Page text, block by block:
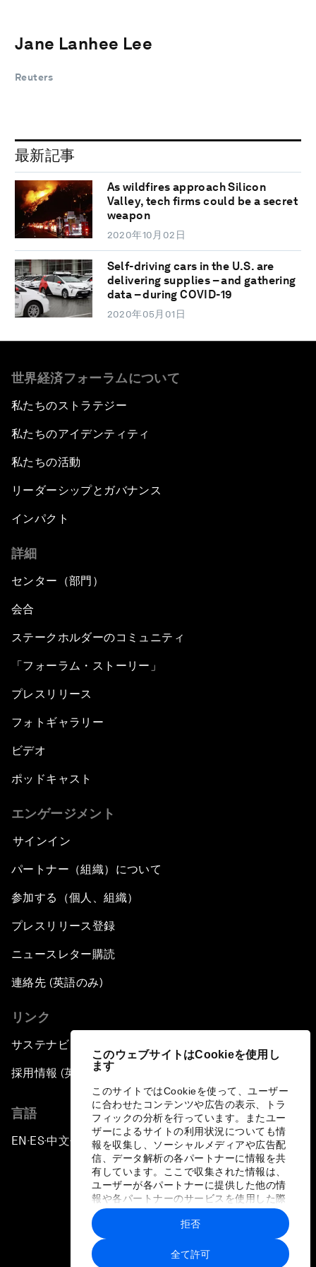
このウェブサイトはCookieを使用し
ます
このサイトではCookieを使って、ユーザー
に合わせたコンテンツや広告の表示、トラ
フィックの分析を行っています。またユー
ザーによるサイトの利用状況についても情
報を収集し、ソーシャルメディアや広告配
信、データ解析の各パートナーに情報を共
有しています。ここで収集された情報は、
ユーザーが各パートナーに提供した他の情
報や各パートナーのサービスを使用した際
に収集された情報と組み合わされ、各パー
トナーによって使用されることがありま
す。
全て許可
拒否
Jane Lanhee Lee
Reuters
最新記事
As wildfires approach Silicon
Valley, tech firms could be a secret
weapon
2020年10月02日
Self-driving cars in the U.S. are
delivering supplies – and gathering
data – during COVID-19
2020年05月01日
世界経済フォーラムについて
私たちのストラテジー
私たちのアイデンティティ
私たちの活動
リーダーシップとガバナンス
インパクト
詳細
センター（部門）
会合
ステークホルダーのコミュニティ
「フォーラム・ストーリー」
プレスリリース
フォトギャラリー
ビデオ
ポッドキャスト
エンゲージメント
サインイン
パートナー（組織）について
参加する（個人、組織）
プレスリリース登録
ニュースレター購読
連絡先 (英語のみ)
リンク
サステナビリティへの取り組み
採用情報 (英語のみ)
言語
EN ▪ ES▪中文▪ 日本語
プライバシーポリシーと利用規約
サイトマップ